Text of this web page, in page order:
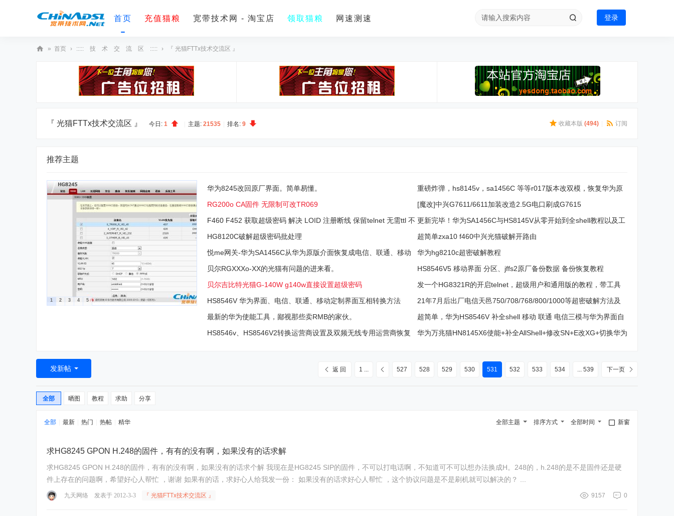
首页 充值猫粮 宽带技术网 - 淘宝店 领取猫粮 网速测速 登录
» 首页 › ::::: 技 术 交 流 区 ::::: › 『 光猫FTTx技术交流区 』
收藏本版 (494) 订阅
『 光猫FTTx技术交流区 』 今日: 1 主题: 21535 排名: 9
推荐主题
1 2 3 4 5
华为8245改回原厂界面。简单易懂。
重磅炸弹，hs8145v，sa1456C 等等r017版本改双模，恢复华为原
厂界面成功！
RG200o CA固件 无限制可改TR069
[魔改]中兴G7611/6611加装改造2.5G电口刷成G7615
F460 F452 获取超级密码 解决 LOID 注册断线 保留telnet 无需ttl 不
用拔光纤
更新完毕！华为SA1456C与HS8145V从零开始到全shell教程以及工
具、固件下载！
HG8120C破解超级密码批处理
超简单zxa10 f460中兴光猫破解开路由
悦me网关-华为SA1456C从华为原版介面恢复成电信、联通、移动
定制介面
华为hg8210c超密破解教程
贝尔RGXXXo-XX的光猫有问题的进来看。
HS8546V5 移动界面 分区、jffs2原厂备份数据 备份恢复教程
贝尔吉比特光猫G-140W g140w直接设置超级密码
发一个HG8321R的开启telnet，超级用户和通用版的教程，带工具
和固件
HS8546V 华为界面、电信、联通、移动定制界面互相转换方法
21年7月后出厂电信天邑750/708/768/800/1000等超密破解方法及
工具
最新的华为使能工具，鄙视那些卖RMB的家伙。
超简单，华为HS8546V 补全shell 移动 联通 电信三模与华为界面自
由切换，超详细教程
HS8546v、HS8546V2转换运营商设置及双频无线专用运营商恢复
华为万兆猫HN8145X6使能+补全AllShell+修改SN+E改XG+切换华为
1 ... 527 528 529 530 531 532 533 534 ... 539 下一页
返 回
发新帖
全部 晒图 教程 求助 分享
新窗
全部时间
排序方式
全部主题
全部 最新 热门 热帖 精华
求HG8245 GPON H.248的固件，有有的没有啊，如果没有的话求解
求HG8245 GPON H.248的固件，有有的没有啊，如果没有的话求个解 我现在是HG8245 SIP的固件，不可以打电话啊，不知道可不可以想办法换成H。248的，h.248的是不是固件还是硬
件上存在的问题啊，希望好心人帮忙 ，谢谢 如果有的话，求好心人给我发一份： 如果没有的话求好心人帮忙 ，这个协议问题是不是刷机就可以解决的？ ...
0
9157
九天网络 发表于 2012-3-3 『 光猫FTTx技术交流区 』